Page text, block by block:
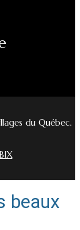
du Québec.